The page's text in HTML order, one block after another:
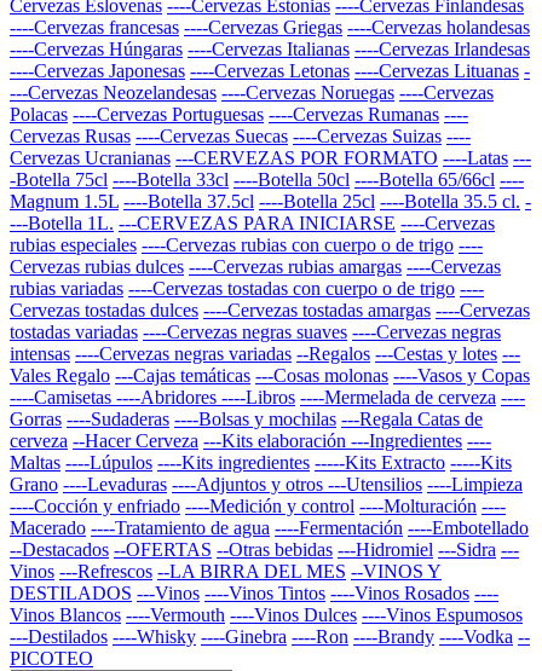
Cervezas Eslovenas ----Cervezas Estonias ----Cervezas Finlandesas
----Cervezas francesas ----Cervezas Griegas ----Cervezas holandesas
----Cervezas Húngaras ----Cervezas Italianas ----Cervezas Irlandesas
----Cervezas Japonesas ----Cervezas Letonas ----Cervezas Lituanas -
---Cervezas Neozelandesas ----Cervezas Noruegas ----Cervezas
Polacas ----Cervezas Portuguesas ----Cervezas Rumanas ----
Cervezas Rusas ----Cervezas Suecas ----Cervezas Suizas ----
Cervezas Ucranianas ---CERVEZAS POR FORMATO ----Latas ---
-Botella 75cl ----Botella 33cl ----Botella 50cl ----Botella 65/66cl ----
Magnum 1.5L ----Botella 37.5cl ----Botella 25cl ----Botella 35.5 cl. -
---Botella 1L. ---CERVEZAS PARA INICIARSE ----Cervezas
rubias especiales ----Cervezas rubias con cuerpo o de trigo ----
Cervezas rubias dulces ----Cervezas rubias amargas ----Cervezas
rubias variadas ----Cervezas tostadas con cuerpo o de trigo ----
Cervezas tostadas dulces ----Cervezas tostadas amargas ----Cervezas
tostadas variadas ----Cervezas negras suaves ----Cervezas negras
intensas ----Cervezas negras variadas --Regalos ---Cestas y lotes ---
Vales Regalo ---Cajas temáticas ---Cosas molonas ----Vasos y Copas
----Camisetas ----Abridores ----Libros ----Mermelada de cerveza ----
Gorras ----Sudaderas ----Bolsas y mochilas ---Regala Catas de
cerveza --Hacer Cerveza ---Kits elaboración ---Ingredientes ----
Maltas ----Lúpulos ----Kits ingredientes -----Kits Extracto -----Kits
Grano ----Levaduras ----Adjuntos y otros ---Utensilios ----Limpieza
----Cocción y enfriado ----Medición y control ----Molturación ----
Macerado ----Tratamiento de agua ----Fermentación ----Embotellado
--Destacados --OFERTAS --Otras bebidas ---Hidromiel ---Sidra ---
Vinos ---Refrescos --LA BIRRA DEL MES --VINOS Y
DESTILADOS ---Vinos ----Vinos Tintos ----Vinos Rosados ----
Vinos Blancos ----Vermouth ----Vinos Dulces ----Vinos Espumosos
---Destilados ----Whisky ----Ginebra ----Ron ----Brandy ----Vodka --
PICOTEO